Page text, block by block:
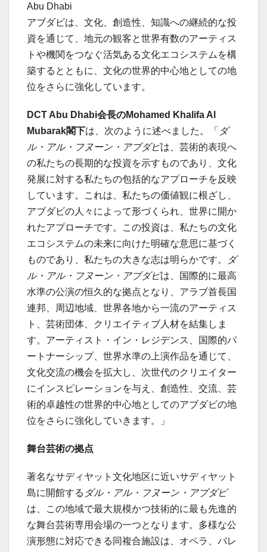
Abu Dhabi
アブダビは、文化、創造性、知識への継続的な投
資を通じて、地元の観客と世界有数のアーティス
トや機関をつなぐ活気ある文化エコシステムを構
築するとともに、文化の世界的中心地としての地
位をさらに強化しています。
DCT Abu Dhabi会長のMohamed Khalifa Al
Mubarak閣下は、次のように述べました。「 ダ
ル・アル・フヌーン・アブダビは、芸術的表現へ
の私たちの長期的な投資を示すものであり、文化
発展に対する私たちの包括的なアプローチを反映
しています。これは、私たちの価値観に根ざし、
アブダビの人々によって形づくられ、世界に開か
れたアプローチです。この投資は、私たちの文化
エコシステムの未来に向けた明確な意思に基づく
ものであり、私たちの大きな志は明らかです。
ダ
ル・アル・フヌーン・アブダビは、国際的に最高
水準の公演の恒久的な拠点となり、アラブ首長国
連邦、周辺地域、世界各地から一流のアーティス
ト、芸術団体、クリエイティブ人材を結集しま
す。アーティスト・イン・レジデンス、国際的パ
ートナーシップ、世界水準の上演作品を通じて、
文化交流の機会を拡大し、次世代のクリエイター
にインスピレーションを与え、創造性、交流、芸
術的卓越性の世界的中心地としてのアブダビの地
位をさらに強化していきます。」
舞台芸術の拠点
著名なサディヤット文化地区に近いサディヤット
島に開館する ダル・アル・フヌーン・アブダビ
は、この地域で最大規模かつ技術的に最も先進的
な舞台芸術専用会場の一つとなります。多様な公
演形態に対応できる同複合施設は、オペラ、バレ